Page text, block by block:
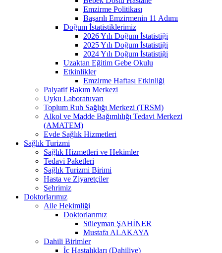
Emzirme Politikası
Başarılı Emzirmenin 11 Adımı
Doğum İstatistiklerimiz
2026 Yılı Doğum İstatistiği
2025 Yılı Doğum İstatistiği
2024 Yılı Doğum İstatistiği
Uzaktan Eğitim Gebe Okulu
Etkinlikler
Emzirme Haftası Etkinliği
Palyatif Bakım Merkezi
Uyku Laboratuvarı
Toplum Ruh Sağlığı Merkezi (TRSM)
Alkol ve Madde Bağımlılığı Tedavi Merkezi
(AMATEM)
Evde Sağlık Hizmetleri
Sağlık Turizmi
Sağlık Hizmetleri ve Hekimler
Tedavi Paketleri
Sağlık Turizmi Birimi
Hasta ve Ziyaretçiler
Şehrimiz
Doktorlarımız
Aile Hekimliği
Doktorlarımız
Süleyman ŞAHİNER
Mustafa ALAKAYA
Dahili Birimler
İç Hastalıkları (Dahiliye)